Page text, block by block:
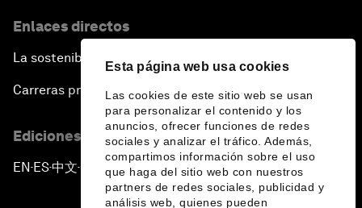
Esta página web usa cookies
Las cookies de este sitio web se usan
para personalizar el contenido y los
anuncios, ofrecer funciones de redes
sociales y analizar el tráfico. Además,
compartimos información sobre el uso
que haga del sitio web con nuestros
partners de redes sociales, publicidad y
análisis web, quienes pueden
Enlaces directos
La sostenibilidad en el Foro
Carreras profesionales
Ediciones en otros idiomas
EN ▪ES▪中文▪ 日本語